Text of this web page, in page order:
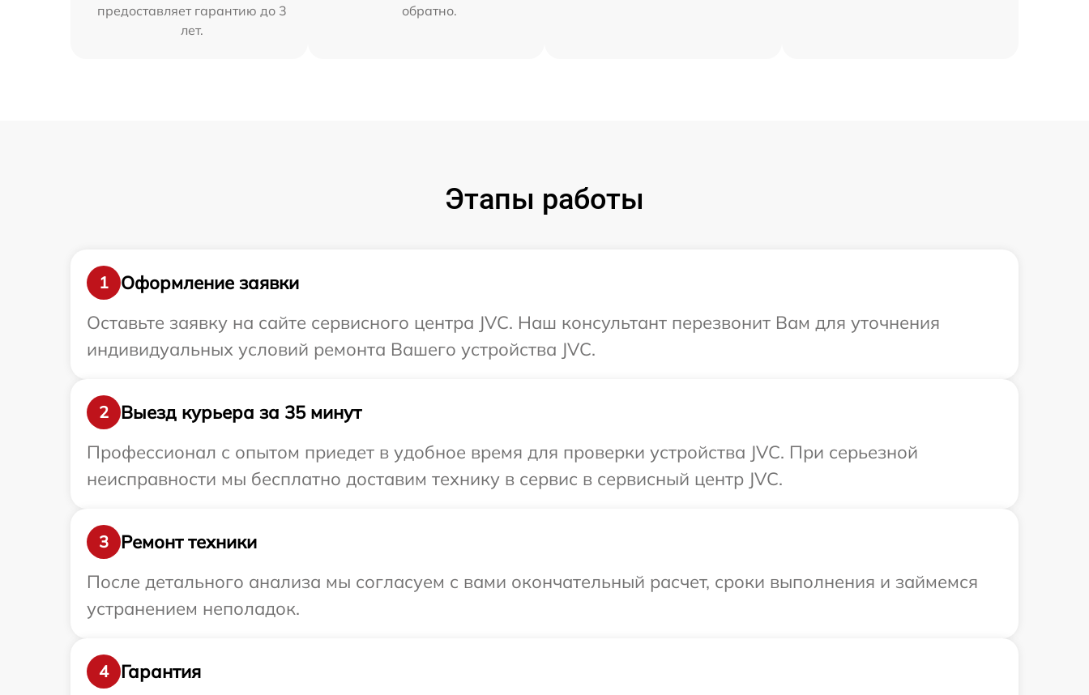
предоставляет гарантию до 3
лет.
обратно.
Этапы работы
1
Оформление заявки
Оставьте заявку на сайте сервисного центра JVC. Наш консультант перезвонит Вам для уточнения
индивидуальных условий ремонта Вашего устройства JVC.
2
Выезд курьера за 35 минут
Профессионал с опытом приедет в удобное время для проверки устройства JVC. При серьезной
неисправности мы бесплатно доставим технику в сервис в сервисный центр JVC.
3
Ремонт техники
После детального анализа мы согласуем с вами окончательный расчет, сроки выполнения и займемся
устранением неполадок.
4
Гарантия